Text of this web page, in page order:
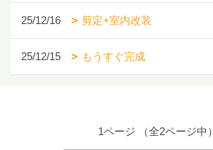
25/12/16 剪定+室内改装
25/12/15 もうすぐ完成
1ページ （全2ページ中）